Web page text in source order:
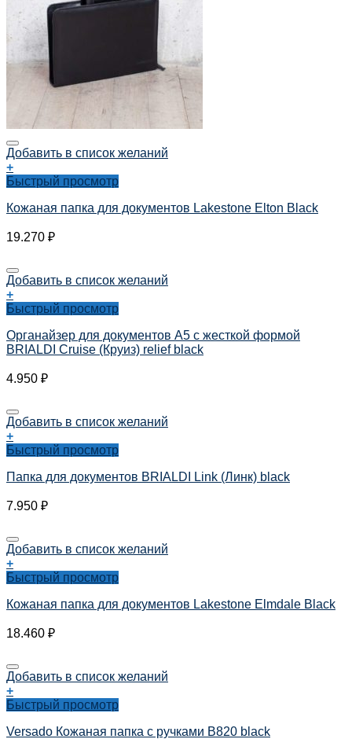
Добавить в список желаний
+
Быстрый просмотр
Кожаная папка для документов Lakestone Elton Black
19.270 ₽
Добавить в список желаний
+
Быстрый просмотр
Органайзер для документов А5 с жесткой формой
BRIALDI Cruise (Круиз) relief black
4.950 ₽
Добавить в список желаний
+
Быстрый просмотр
Папка для документов BRIALDI Link (Линк) black
7.950 ₽
Добавить в список желаний
+
Быстрый просмотр
Кожаная папка для документов Lakestone Elmdale Black
18.460 ₽
Добавить в список желаний
+
Быстрый просмотр
Versado Кожаная папка с ручками B820 black